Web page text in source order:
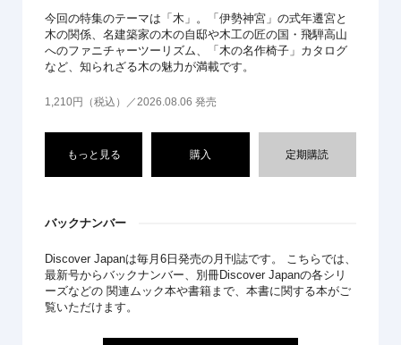
今回の特集のテーマは「木」。「伊勢神宮」の式年遷宮と
木の関係、名建築家の木の自邸や木工の匠の国・飛騨高山
へのファニチャーツーリズム、「木の名作椅子」カタログ
など、知られざる木の魅力が満載です。
1,210円（税込）／2026.08.06 発売
もっと見る 購入 定期購読
バックナンバー
Discover Japanは毎月6日発売の月刊誌です。 こちらでは、
最新号からバックナンバー、別冊Discover Japanの各シリ
ーズなどの 関連ムック本や書籍まで、本書に関する本がご
覧いただけます。